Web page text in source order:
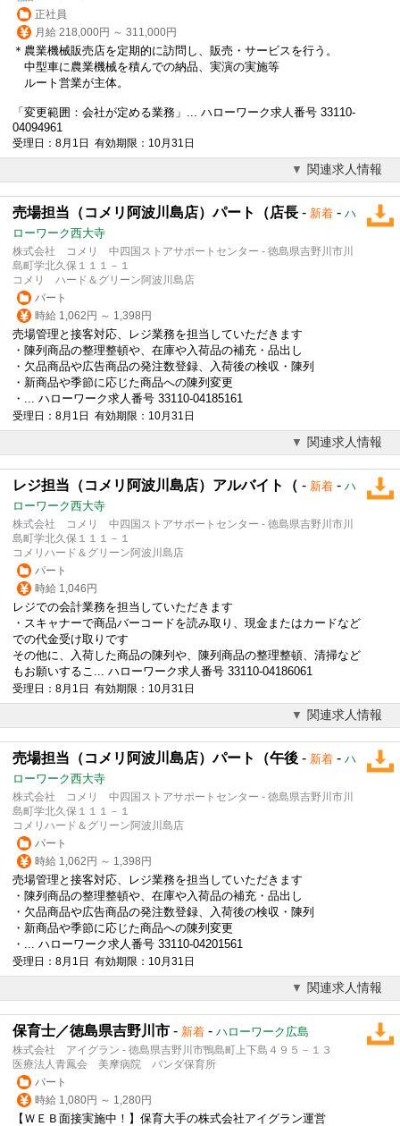
正社員
月給 218,000円 ～ 311,000円
＊農業機械販売店を定期的に訪問し、販売・サービスを行う。
中型車に農業機械を積んでの納品、実演の実施等
ルート営業が主体。
「変更範囲：会社が定める業務」... ハローワーク求人番号 33110-
04094961
受理日：8月1日 有効期限：10月31日
関連求人情報
売場担当（コメリ阿波川島店）パート（店長 - 新着 - ハ
ローワーク西大寺
株式会社 コメリ 中四国ストアサポートセンター - 徳島県吉野川市川
島町学北久保１１１－１
コメリ ハード＆グリーン阿波川島店
パート
時給 1,062円 ～ 1,398円
売場管理と接客対応、レジ業務を担当していただきます
・陳列商品の整理整頓や、在庫や入荷品の補充・品出し
・欠品商品や広告商品の発注数登録、入荷後の検収・陳列
・新商品や季節に応じた商品への陳列変更
・... ハローワーク求人番号 33110-04185161
受理日：8月1日 有効期限：10月31日
関連求人情報
レジ担当（コメリ阿波川島店）アルバイト（ - 新着 - ハ
ローワーク西大寺
株式会社 コメリ 中四国ストアサポートセンター - 徳島県吉野川市川
島町学北久保１１１－１
コメリハード＆グリーン阿波川島店
パート
時給 1,046円
レジでの会計業務を担当していただきます
・スキャナーで商品バーコードを読み取り、現金またはカードなど
での代金受け取りです
その他に、入荷した商品の陳列や、陳列商品の整理整頓、清掃など
もお願いするこ... ハローワーク求人番号 33110-04186061
受理日：8月1日 有効期限：10月31日
関連求人情報
売場担当（コメリ阿波川島店）パート（午後 - 新着 - ハ
ローワーク西大寺
株式会社 コメリ 中四国ストアサポートセンター - 徳島県吉野川市川
島町学北久保１１１－１
コメリハード＆グリーン阿波川島店
パート
時給 1,062円 ～ 1,398円
売場管理と接客対応、レジ業務を担当していただきます
・陳列商品の整理整頓や、在庫や入荷品の補充・品出し
・欠品商品や広告商品の発注数登録、入荷後の検収・陳列
・新商品や季節に応じた商品への陳列変更
・... ハローワーク求人番号 33110-04201561
受理日：8月1日 有効期限：10月31日
関連求人情報
保育士／徳島県吉野川市 - 新着 - ハローワーク広島
株式会社 アイグラン - 徳島県吉野川市鴨島町上下島４９５－１３
医療法人青鳳会 美摩病院 パンダ保育所
パート
時給 1,080円 ～ 1,280円
【ＷＥＢ面接実施中！】保育大手の株式会社アイグラン運営